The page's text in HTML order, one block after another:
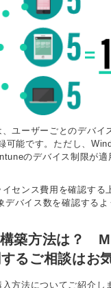
ユーザーごとのデバイ
可能です。ただし、
のデバイス制限が適
センス費用を確認する
デバイス数を確認するよ
構築方法は？
るご相談はお
方法についてご紹介し